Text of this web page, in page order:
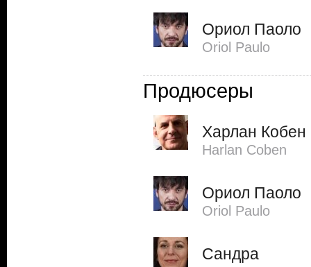
Ориол Паоло
Oriol Paulo
Продюсеры
Харлан Кобен
Harlan Coben
Ориол Паоло
Oriol Paulo
Сандра